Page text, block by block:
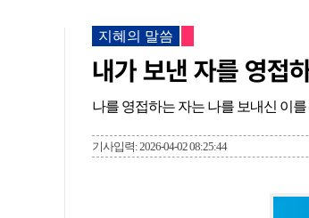
지혜의 말씀
내가 보낸 자를 영접
나를 영접하는 자는 나를 보내신 이
기사입력: 2026-04-02 08:25:44